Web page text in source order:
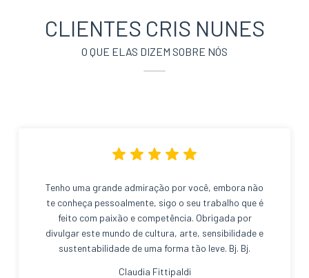
CLIENTES CRIS NUNES
O QUE ELAS DIZEM SOBRE NÓS
Tenho uma grande admiração por você, embora não
te conheça pessoalmente, sigo o seu trabalho que é
feito com paixão e competência. Obrigada por
divulgar este mundo de cultura, arte, sensibilidade e
sustentabilidade de uma forma tão leve. Bj. Bj.
Claudia Fittipaldi